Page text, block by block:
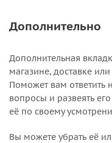
Дополнительно
Дополнительная
магазине, доставке
Поможет вам ответить
вопросы и развеять
её по своему
Вы можете убрать её